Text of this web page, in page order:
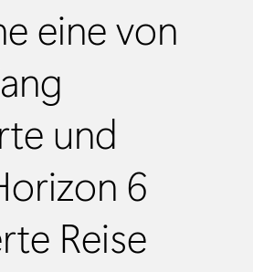
eine von
und
6
Reise